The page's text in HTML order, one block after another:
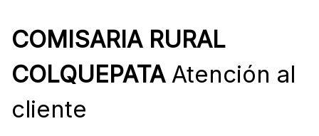
COMISARIA RURAL
COLQUEPATAAtención al
cliente